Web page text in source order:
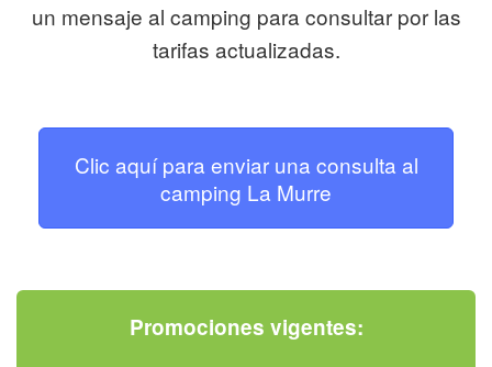
un mensaje al camping para consultar por las
tarifas actualizadas.
Clic aquí para enviar una consulta al
camping La Murre
Promociones vigentes: